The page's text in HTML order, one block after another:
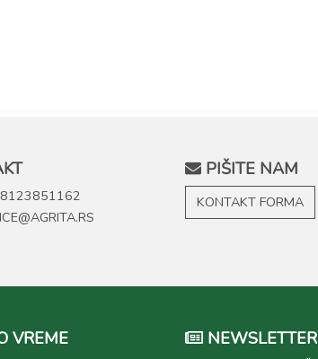
PIŠITE NAM
KONTAKT FORMA
VREME NEWSLETTER